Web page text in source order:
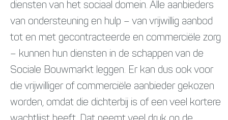
diensten van het sociaal domein. Alle aanbieders
van ondersteuning en hulp – van vrijwillig aanbod
tot en met gecontracteerde en commerciële zorg
– kunnen hun diensten in de schappen van de
Sociale Bouwmarkt leggen. Er kan dus ook voor
die vrijwilliger of commerciële aanbieder gekozen
worden, omdat die dichterbij is of een veel kortere